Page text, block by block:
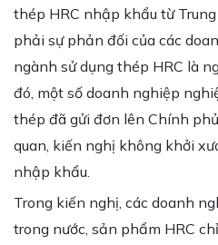
thép HRC nhập khẩu từ
phải sự phản đối của các
ngành sử dụng thép HRC là
đó, một số doanh nghiệp
thép đã gửi đơn lên Chính
quan, kiến nghị không khởi
nhập khẩu.
Trong kiến nghị, các doanh
trong nước, sản phẩm HRC